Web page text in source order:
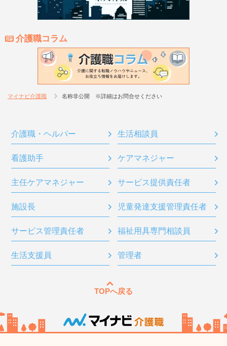
介護職コラム
マイナビ介護職 名称非公開 ※詳細はお問合せください
介護職・ヘルパー 生活相談員
看護助手 ケアマネジャー
主任ケアマネジャー サービス提供責任者
施設長 児童発達支援管理責任者
サービス管理責任者 福祉用具専門相談員
生活支援員 管理者
TOPへ戻る